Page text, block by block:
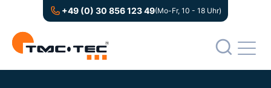
+49 (0) 30 856 123 49(Mo-Fr, 10 - 18 Uhr)